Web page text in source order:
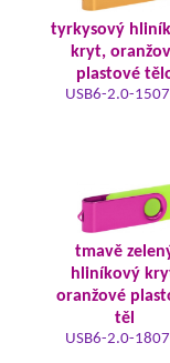
tyrkysový
kryt,
plastové
USB6-2.0-
tmavě
hliníkový
oranžové
těl
USB6-2.0-